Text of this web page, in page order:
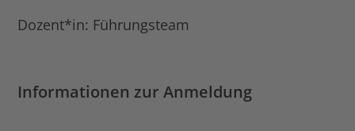
Dozent*in: Führungsteam
Informationen zur Anmeldung